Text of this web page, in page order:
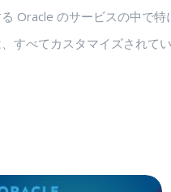
Oracle のサービスの中で
すべてカスタマイズされて